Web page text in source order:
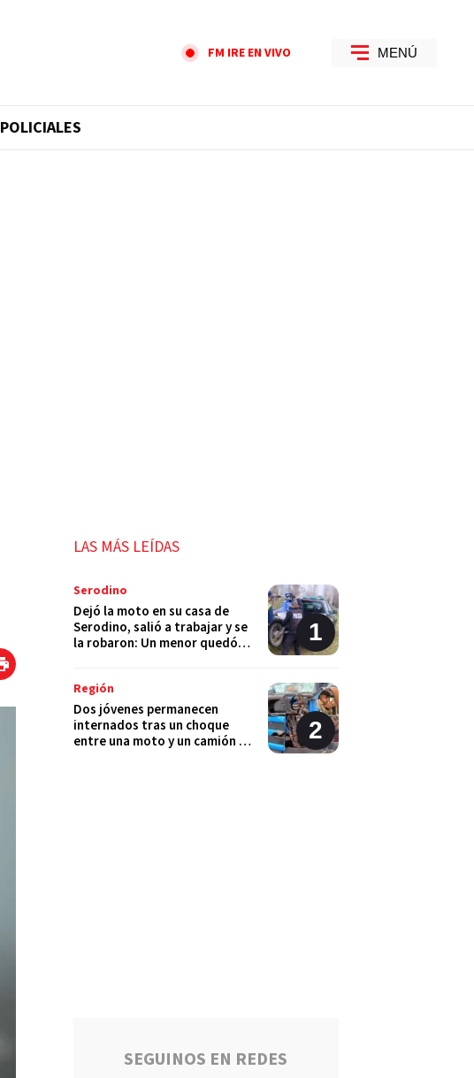
FM IRE EN VIVO MENÚ
POLICIALES
LAS MÁS LEÍDAS
Serodino
Dejó la moto en su casa de
Serodino, salió a trabajar y se
la robaron: Un menor quedó
Región
Dos jóvenes permanecen
internados tras un choque
entre una moto y un camión en
"Solo quería darle una
oportunidad"SEGUINOS EN REDES